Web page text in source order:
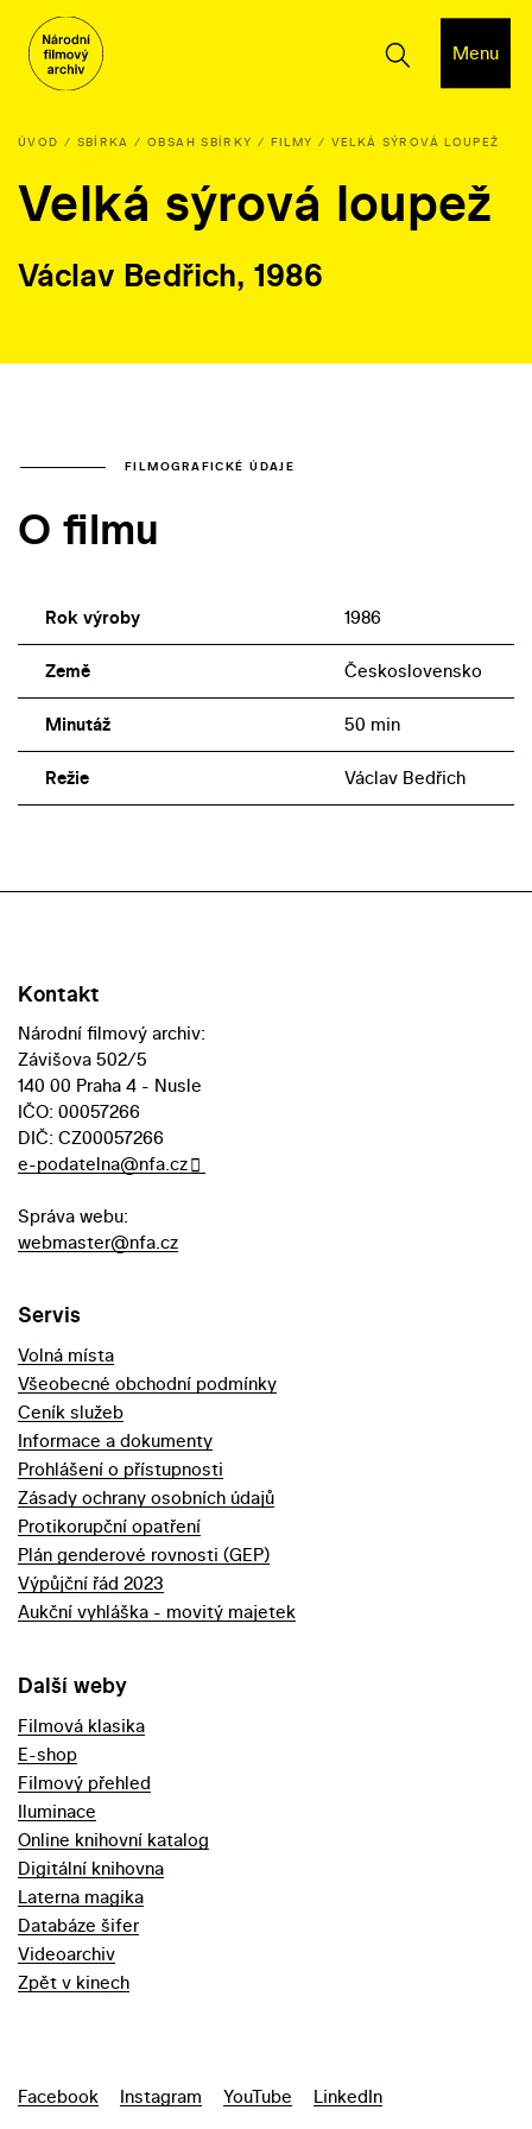
Menu
ÚVOD SBÍRKA OBSAH SBÍRKY FILMY VELKÁ SÝROVÁ LOUPEŽ
Velká sýrová loupež
Václav Bedřich, 1986
FILMOGRAFICKÉ ÚDAJE
O filmu
Rok výroby 1986
Země Československo
Minutáž 50 min
Režie Václav Bedřich
Kontakt
Národní filmový archiv:
Závišova 502/5
140 00 Praha 4 - Nusle
IČO: 00057266
DIČ: CZ00057266
e-podatelna@nfa.cz
Správa webu:
webmaster@nfa.cz
Servis
Volná místa
Všeobecné obchodní podmínky
Ceník služeb
Informace a dokumenty
Prohlášení o přístupnosti
Zásady ochrany osobních údajů
Protikorupční opatření
Plán genderové rovnosti (GEP)
Výpůjční řád 2023
Aukční vyhláška - movitý majetek
Další weby
Filmová klasika
E-shop
Filmový přehled
Iluminace
Online knihovní katalog
Digitální knihovna
Laterna magika
Databáze šifer
Videoarchiv
Zpět v kinech
Facebook Instagram YouTube LinkedIn